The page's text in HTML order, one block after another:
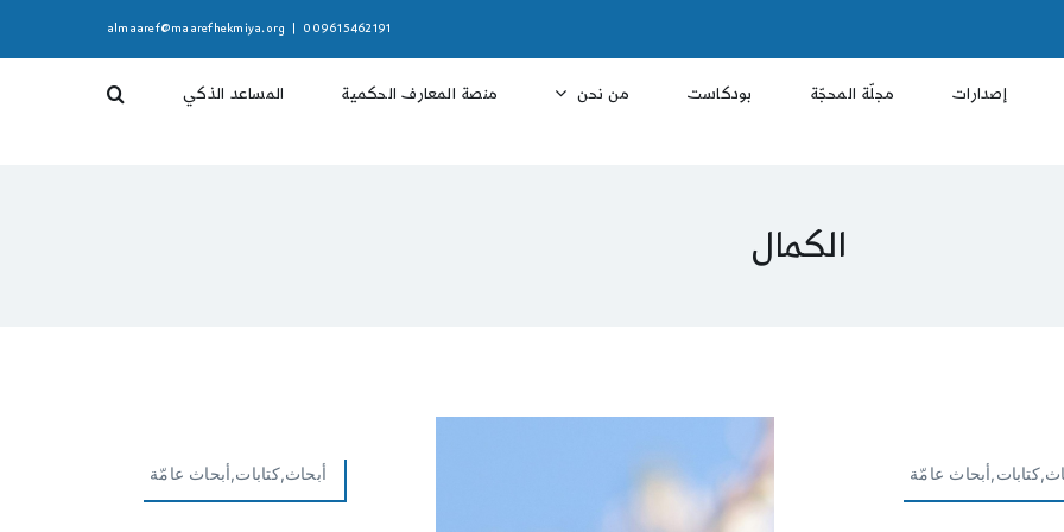
009615462191
almaaref@maarefhekmiya.org
إصدارات مجلّة المحجّة بودكاست من نحن منصة المعارف الحكمية المساعد الذكي
الكمال
عامّة أبحاث,كتابات,أبحاث عامّة